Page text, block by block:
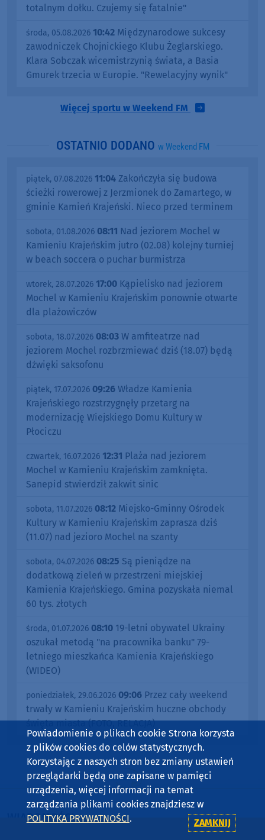
totalnym dołku. Czujemy się fatalnie"
środa, 05.08.2026 10:42 Międzynarodowe sukcesy
zawodniczek Chojnickiego Klubu Żeglarskiego.
Klara Sobczak wicemistrzynią świata, a Basia
Gmurek trzecia w Europie. "Rewelacyjny wynik"
Więcej sportu w Weekend FM
OSTATNIO DODANO w Weekend FM
piątek, 07.08.2026 11:04 Zakończyła się budowa
ścieżki rowerowej z Jerzmionek do Zamartego, w
gminie Kamień Krajeński. Nieco przed terminem
sobota, 01.08.2026 08:11 Nad jeziorem Mochel w
Kamieniu Krajeńskim jutro (02.08) kolejny turniej
w beach soccera o puchar burmistrza
wtorek, 28.07.2026 17:00 Kąpielisko nad jeziorem
Mochel w Kamieniu Krajeńskim ponownie otwarte
dla plażowiczów
sobota, 18.07.2026 08:03 W amfiteatrze nad
jeziorem Mochel rozbrzmiewać dziś (18.07) będą
dźwięki saksofonu
piątek, 17.07.2026 09:26 Władze Kamienia
Krajeńskiego rozstrzygnęły przetarg na
modernizację Wiejskiego Domu Kultury w
Płociczu
czwartek, 16.07.2026 12:31 Plaża nad jeziorem
Mochel w Kamieniu Krajeńskim zamknięta.
Sanepid stwierdził zakwit sinic
sobota, 11.07.2026 08:12 Miejsko-Gminny Ośrodek
Kultury w Kamieniu Krajeńskim zaprasza dziś
(11.07) nad jezioro Mochel na szanty
sobota, 04.07.2026 08:25 Są pieniądze na
dodatkową zieleń w przestrzeni miejskiej
Kamienia Krajeńskiego. Gmina pozyskała niemal
60 tys. złotych
środa, 01.07.2026 08:10 19-letni obywatel Ukrainy
oszukał metodą "na pracownika banku" 79-
letniego mieszkańca Kamienia Krajeńskiego
(WIDEO)
poniedziałek, 29.06.2026 09:06 Przez cały weekend
trwały w Kamieniu Krajeńskim huczne obchody
święta miasta (FOTO, RELACJA)
WIADOMOŚCI
Powiadomienie o plikach cookie Strona korzysta
z plików cookies do celów statystycznych.
Korzystając z naszych stron bez zmiany ustawień
przeglądarki będą one zapisane w pamięci
urządzenia, więcej informacji na temat
zarządzania plikami cookies znajdziesz w
POLITYKA PRYWATNOŚCI. ZAMKNIJ